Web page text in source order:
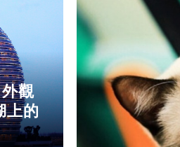
觀
上的